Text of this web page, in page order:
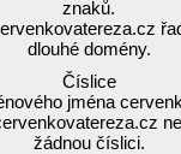
znaků.
dlouhé domény.
Číslice
jména
žádnou číslici.